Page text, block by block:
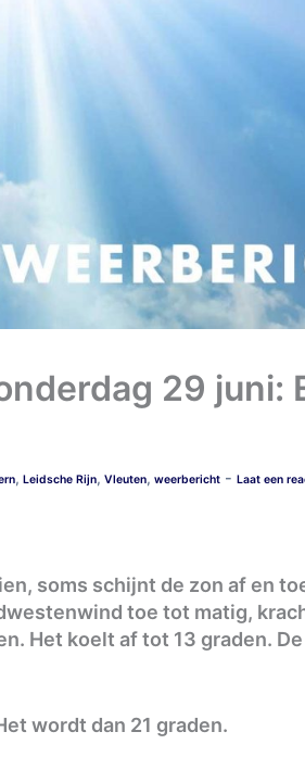
29 juni:
, Leidsche Rijn, Vleuten, weerbericht - Laat een
soms schijnt de zon af en
toe tot matig,
Het koelt af tot 13 graden.
wordt dan 21 graden.